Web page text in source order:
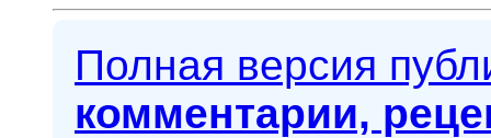
Полная версия
комментарии,